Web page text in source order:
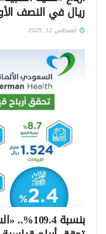
ريال في النصف
أغسطس 12, 2025
بنسبة